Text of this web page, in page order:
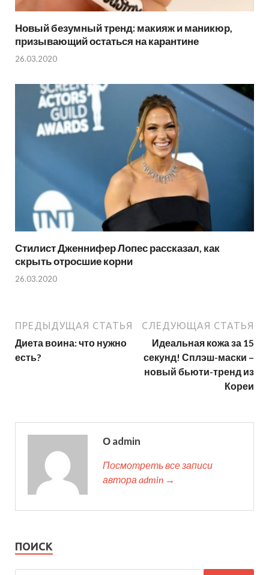
Новый безумный тренд: макияж и маникюр,
призывающий остаться на карантине
26.03.2020
Стилист Дженнифер Лопес рассказал, как
скрыть отросшие корни
26.03.2020
ПРЕДЫДУЩАЯ СТАТЬЯ
Диета воина: что нужно
есть?
СЛЕДУЮЩАЯ СТАТЬЯ
Идеальная кожа за 15
секунд! Сплэш-маски –
новый бьюти-тренд из
Кореи
О admin
Посмотреть все записи
автора admin →
ПОИСК